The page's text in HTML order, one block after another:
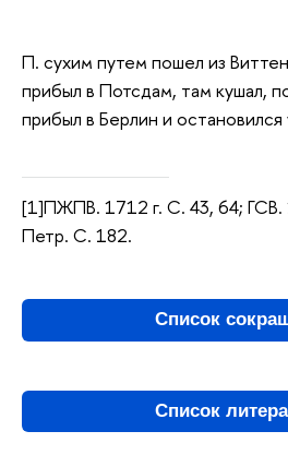
П. сухим путем пошел из
прибыл в Потсдам, там кушал,
прибыл в Берлин и остановился
[1]ПЖПВ. 1712 г. С. 43, 64;
Петр. С. 182.
Список
Список